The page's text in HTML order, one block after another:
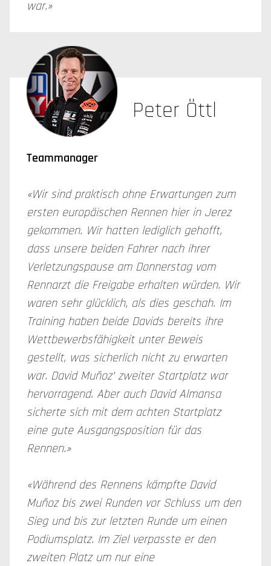
war.»
Peter Öttl
Teammanager
«Wir sind praktisch ohne Erwartungen zum
ersten europäischen Rennen hier in Jerez
gekommen. Wir hatten lediglich gehofft,
dass unsere beiden Fahrer nach ihrer
Verletzungspause am Donnerstag vom
Rennarzt die Freigabe erhalten würden. Wir
waren sehr glücklich, als dies geschah. Im
Training haben beide Davids bereits ihre
Wettbewerbsfähigkeit unter Beweis
gestellt, was sicherlich nicht zu erwarten
war. David Muñoz’ zweiter Startplatz war
hervorragend. Aber auch David Almansa
sicherte sich mit dem achten Startplatz
eine gute Ausgangsposition für das
Rennen.»
«Während des Rennens kämpfte David
Muñoz bis zwei Runden vor Schluss um den
Sieg und bis zur letzten Runde um einen
Podiumsplatz. Im Ziel verpasste er den
zweiten Platz um nur eine